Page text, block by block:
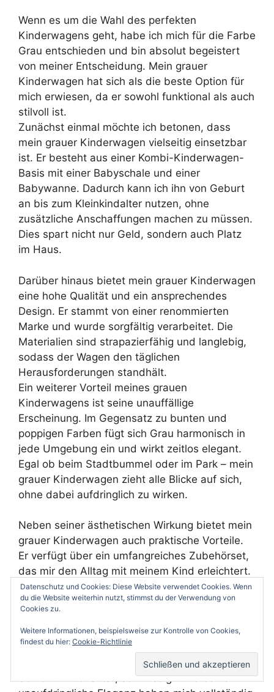
Wenn es um die Wahl des perfekten
Kinderwagens geht, habe ich mich für die Farbe
Grau entschieden und bin absolut begeistert
von meiner Entscheidung. Mein grauer
Kinderwagen hat sich als die beste Option für
mich erwiesen, da er sowohl funktional als auch
stilvoll ist.
Zunächst einmal möchte ich betonen, dass
mein grauer Kinderwagen vielseitig einsetzbar
ist. Er besteht aus einer Kombi-Kinderwagen-
Basis mit einer Babyschale und einer
Babywanne. Dadurch kann ich ihn von Geburt
an bis zum Kleinkindalter nutzen, ohne
zusätzliche Anschaffungen machen zu müssen.
Dies spart nicht nur Geld, sondern auch Platz
im Haus.
Darüber hinaus bietet mein grauer Kinderwagen
eine hohe Qualität und ein ansprechendes
Design. Er stammt von einer renommierten
Marke und wurde sorgfältig verarbeitet. Die
Materialien sind strapazierfähig und langlebig,
sodass der Wagen den täglichen
Herausforderungen standhält.
Ein weiterer Vorteil meines grauen
Kinderwagens ist seine unauffällige
Erscheinung. Im Gegensatz zu bunten und
poppigen Farben fügt sich Grau harmonisch in
jede Umgebung ein und wirkt zeitlos elegant.
Egal ob beim Stadtbummel oder im Park – mein
grauer Kinderwagen zieht alle Blicke auf sich,
ohne dabei aufdringlich zu wirken.
Neben seiner ästhetischen Wirkung bietet mein
grauer Kinderwagen auch praktische Vorteile.
Er verfügt über ein umfangreiches Zubehörset,
das mir den Alltag mit meinem Kind erleichtert.
Ein Regenschutz, ein Sonnenschirm und eine
Wickeltasche sind nur einige Beispiele für die
enthalten waren.
Abschließend kann ich sagen, dass mein grauer
Kinderwagen die beste Wahl für mich war.
Seine Funktionalität, sein Design und seine
Datenschutz und Cookies: Diese Website verwendet Cookies. Wenn
du die Website weiterhin nutzt, stimmst du der Verwendung von
Cookies zu.
Weitere Informationen, beispielsweise zur Kontrolle von Cookies,
findest du hier: Cookie-Richtlinie